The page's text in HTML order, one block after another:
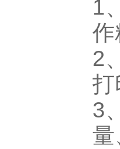
1
作
2
打
3
量